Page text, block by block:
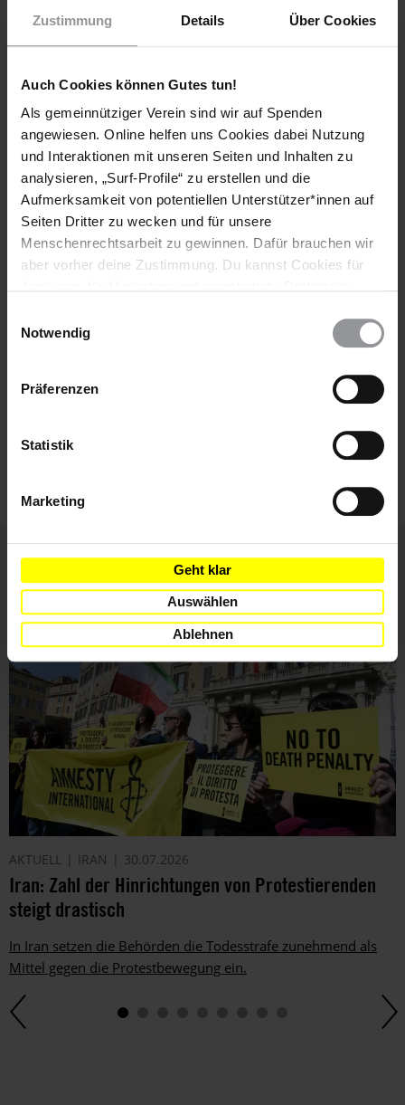
Zustimmung Details Über Cookies
Auch Cookies können Gutes tun!
Als gemeinnütziger Verein sind wir auf Spenden
angewiesen. Online helfen uns Cookies dabei Nutzung
und Interaktionen mit unseren Seiten und Inhalten zu
analysieren, „Surf-Profile“ zu erstellen und die
Aufmerksamkeit von potentiellen Unterstützer*innen auf
Seiten Dritter zu wecken und für unsere
Menschenrechtsarbeit zu gewinnen. Dafür brauchen wir
aber vorher deine Zustimmung. Du kannst Cookies für
wieder ändern. Diesen Banner kannst Du über den Link
Notwendig
Präferenzen
Statistik
Marketing
Geht klar
Auswählen
Ablehnen
Bleib informiert
Header
Text
Abonniere den Amnesty-Newsletter und mach dich
für die Menschenrechte stark!
Vorname
E-
Nutzungsbedingungen
gelesen und stimme
Weitere Artikel
AKTUELL IRAN 30.07.2026
Iran: Zahl der Hinrichtungen von Protestierenden
steigt drastisch
In Iran setzen die Behörden die Todesstrafe zunehmend als
Mittel gegen die Protestbewegung ein.